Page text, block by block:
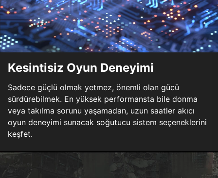
Kesintisiz Oyun Deneyimi
Sadece güçlü olmak yetmez, önemli olan gücü
sürdürebilmek. En yüksek performansta bile donma
veya takılma sorunu yaşamadan, uzun saatler akıcı
oyun deneyimi sunacak soğutucu sistem seçeneklerini
keşfet.